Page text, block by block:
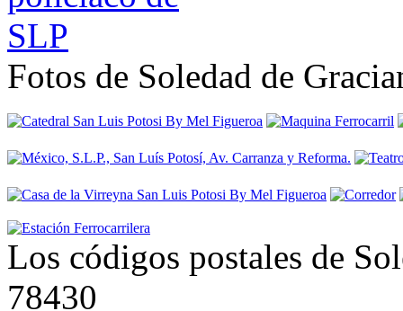
Fotos de Soledad de
Los códigos postales de
78430